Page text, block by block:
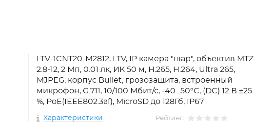
LTV-1CNT20-M2812, LTV, IP камера "шар", объектив MTZ
2.8-12, 2 Мп, 0.01 лк, ИК 50 м, H.265, H.264, Ultra 265,
MJPEG, корпус Bullet, грозозащита, встроенный
микрофон, G.711, 10/100 Мбит/с, -40…50°C, (DC) 12 В ±25
%, PoE(IEEE802.3af), MicroSD до 128Гб, IP67
Характеристики Рейтинг: